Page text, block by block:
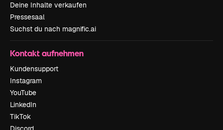
Deine Inhalte verkaufen
Pressesaal
Suchst du nach magnific.ai
Kontakt aufnehmen
Kundensupport
Instagram
YouTube
LinkedIn
TikTok